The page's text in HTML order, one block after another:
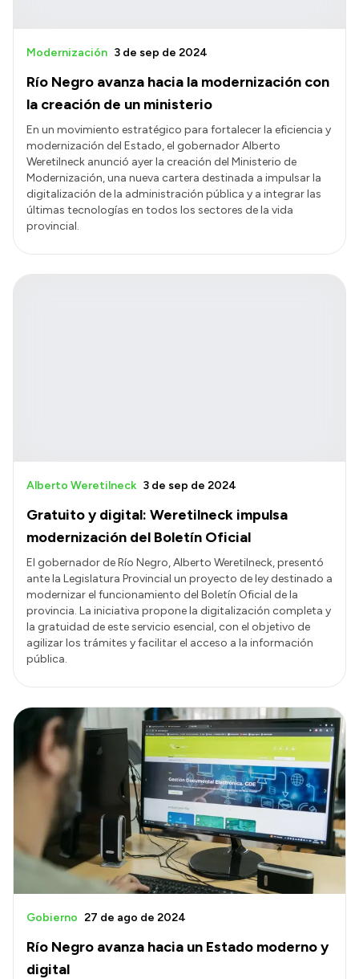
Río Negro avanza hacia la modernización con
la creación de un ministerio
Modernización 3 de sep de 2024
En un movimiento estratégico para fortalecer la eficiencia y
modernización del Estado, el gobernador Alberto
Weretilneck anunció ayer la creación del Ministerio de
Modernización, una nueva cartera destinada a impulsar la
digitalización de la administración pública y a integrar las
últimas tecnologías en todos los sectores de la vida
provincial.
Gratuito y digital: Weretilneck impulsa
modernización del Boletín Oficial
Alberto Weretilneck 3 de sep de 2024
El gobernador de Río Negro, Alberto Weretilneck, presentó
ante la Legislatura Provincial un proyecto de ley destinado a
modernizar el funcionamiento del Boletín Oficial de la
provincia. La iniciativa propone la digitalización completa y
la gratuidad de este servicio esencial, con el objetivo de
agilizar los trámites y facilitar el acceso a la información
pública.
Río Negro avanza hacia un Estado moderno y
digital
Gobierno 27 de ago de 2024